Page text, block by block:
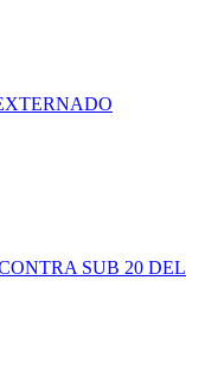
SUB 20 DEL